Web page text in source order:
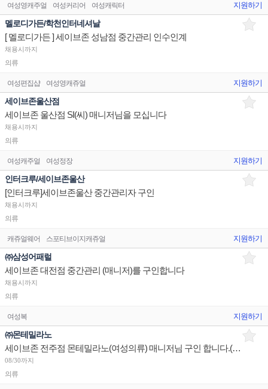
여성영캐주얼 여성커리어 여성캐릭터 지원하기
멜로디가든/학천인터네셔날
[ 멜로디가든 ] 세이브존 성남점 중간관리 인수인계
채용시까지
의류
여성편집샵 여성영캐쥬얼 지원하기
세이브존울산점
세이브존 울산점 SI(씨) 매니저님을 모십니다
채용시까지
의류
여성캐주얼 여성정장 지원하기
인터크루/세이브존울산
[인터크루]세이브존울산 중간관리자 구인
채용시까지
의류
캐쥬얼웨어 스포티브이지캐쥬얼 지원하기
㈜삼성어패럴
세이브존 대전점 중간관리 (매니저)를 구인합니다
채용시까지
의류
여성복 지원하기
㈜몬테밀라노
세이브존 전주점 몬테밀라노(여성의류) 매니저님 구인 합니다.(신규입점)
08/30까지
의류